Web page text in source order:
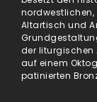
Altartisch und
der liturgischen
auf einem
patinierten